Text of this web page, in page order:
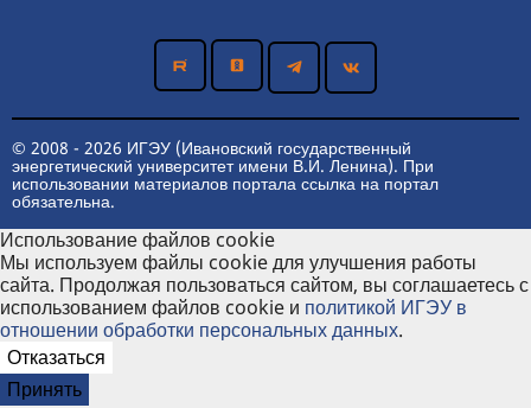
© 2008 - 2026 ИГЭУ (Ивановский государственный
энергетический университет имени В.И. Ленина). При
использовании материалов портала ссылка на портал
обязательна.
Использование файлов cookie
Мы используем файлы cookie для улучшения работы
сайта. Продолжая пользоваться сайтом, вы соглашаетесь с
использованием файлов cookie и политикой ИГЭУ в
отношении обработки персональных данных.
Отказаться
Принять